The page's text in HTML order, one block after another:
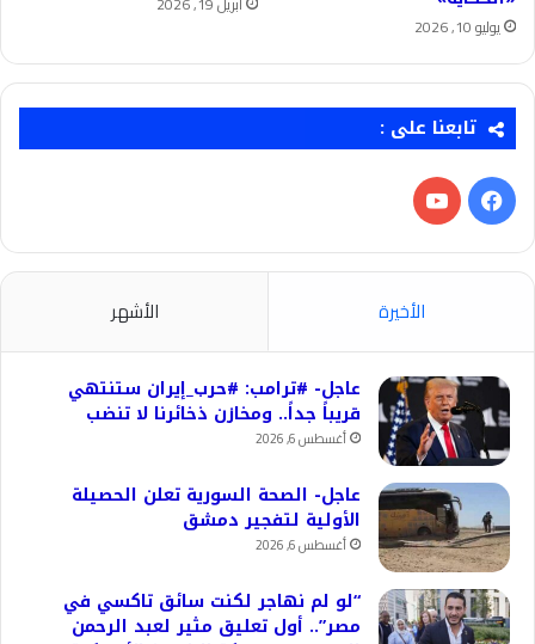
يوليو 10, 2026
تابعنا على :
فيسبوك‫YouTube
الأخيرة الأشهر
عاجل- #ترامب: #حرب_إيران ستنتهي
قريباً جداً.. ومخازن ذخائرنا لا تنضب
أغسطس 6, 2026
عاجل- الصحة السورية تعلن الحصيلة
الأولية لتفجير دمشق
أغسطس 6, 2026
“لو لم نهاجر لكنت سائق تاكسي في
مصر”.. أول تعليق مثير لعبد الرحمن